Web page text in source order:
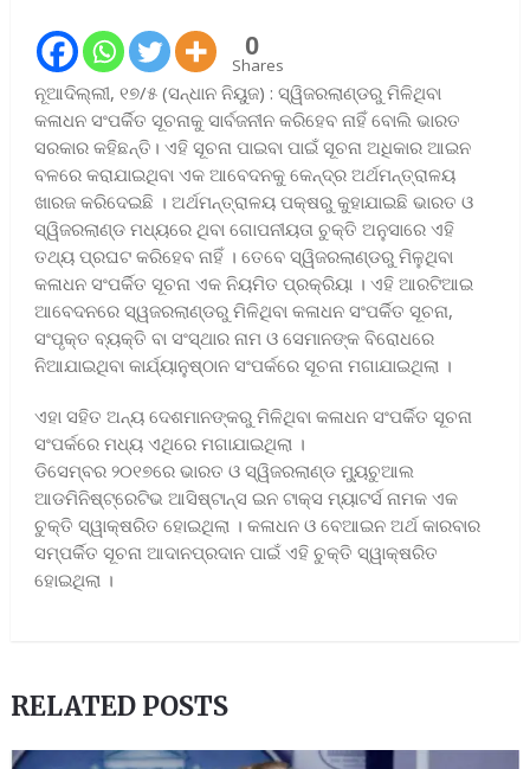
0
Shares
ନୂଆଦିଲ୍ଲୀ, ୧୭/୫ (ସନ୍ଧାନ ନିୟୁଜ) : ସ୍ୱିଜରଲାଣ୍ଡରୁ ମିଳିଥିବା
କଳାଧନ ସଂପର୍କିତ ସୂଚନାକୁ ସାର୍ବଜନୀନ କରିହେବ ନାହିଁ ବୋଲି ଭାରତ
ସରକାର କହିଛନ୍ତି। ଏହି ସୂଚନା ପାଇବା ପାଇଁ ସୂଚନା ଅଧିକାର ଆଇନ
ବଳରେ କରାଯାଇଥିବା ଏକ ଆବେଦନକୁ କେନ୍ଦ୍ର ଅର୍ଥମନ୍ତ୍ରାଳୟ
ଖାରଜ କରିଦେଇଛି । ଅର୍ଥମନ୍ତ୍ରାଳୟ ପକ୍ଷରୁ କୁହାଯାଇଛି ଭାରତ ଓ
ସ୍ୱିଜରଲାଣ୍ଡ ମଧ୍ୟରେ ଥିବା ଗୋପନୀୟତା ଚୁକ୍ତି ଅନୁସାରେ ଏହି
ତଥ୍ୟ ପ୍ରଘଟ କରିହେବ ନାହିଁ । ତେବେ ସ୍ୱିଜରଲାଣ୍ଡରୁ ମିଳୁଥିବା
କଳାଧନ ସଂପର୍କିତ ସୂଚନା ଏକ ନିୟମିତ ପ୍ରକ୍ରିୟା । ଏହି ଆରଟିଆଇ
ଆବେଦନରେ ସ୍ୱଜରଲାଣ୍ଡରୁ ମିଳିଥିବା କଳାଧନ ସଂପର୍କିତ ସୂଚନା,
ସଂପୃକ୍ତ ବ୍ୟକ୍ତି ବା ସଂସ୍ଥାର ନାମ ଓ ସେମାନଙ୍କ ବିରୋଧରେ
ନିଆଯାଇଥିବା କାର୍ଯ୍ୟାନୁଷ୍ଠାନ ସଂପର୍କରେ ସୂଚନା ମଗାଯାଇଥିଲା ।
ଏହା ସହିତ ଅନ୍ୟ ଦେଶମାନଙ୍କରୁ ମିଳିଥିବା କଳାଧନ ସଂପର୍କିତ ସୂଚନା
ସଂପର୍କରେ ମଧ୍ୟ ଏଥିରେ ମଗାଯାଇଥିଲା ।
ଡିସେମ୍ବର ୨୦୧୭ରେ ଭାରତ ଓ ସ୍ୱିଜରଲାଣ୍ଡ ମ୍ୟୁଚୁଆଲ
ଆଡମିନିଷ୍ଟ୍ରେଟିଭ ଆସିଷ୍ଟାନ୍ସ ଇନ ଟାକ୍ସ ମ୍ୟାଟର୍ସ ନାମକ ଏକ
ଚୁକ୍ତି ସ୍ୱାକ୍ଷରିତ ହୋଇଥିଲା । କଳାଧନ ଓ ବେଆଇନ ଅର୍ଥ କାରବାର
ସମ୍ପର୍କିତ ସୂଚନା ଆଦାନପ୍ରଦାନ ପାଇଁ ଏହି ଚୁକ୍ତି ସ୍ୱାକ୍ଷରିତ
ହୋଇଥିଲା ।
RELATED POSTS